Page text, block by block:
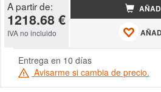
A partir de:
1218.68 €
IVA no incluido
Entrega en 10 días
Avisarme si cambia de precio.